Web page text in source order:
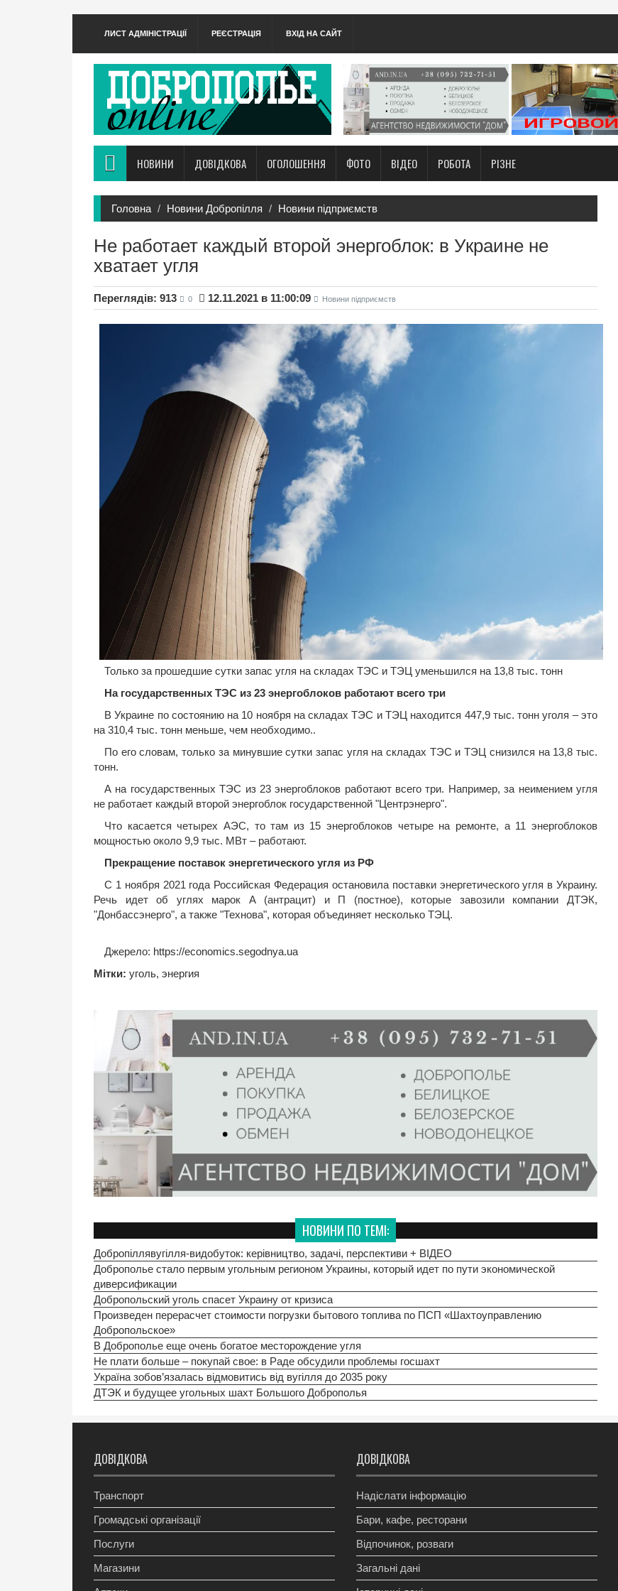
ЛИСТ АДМІНІСТРАЦІЇ РЕЄСТРАЦІЯ ВХІД НА САЙТ
НОВИНИ ДОВІДКОВА ОГОЛОШЕННЯ ФОТО ВІДЕО РОБОТА РІЗНЕ
Головна Новини Добропілля Новини підприємств
Не работает каждый второй энергоблок: в Украине не
хватает угля
Переглядів: 913 0 12.11.2021 в 11:00:09 Новини підприємств
Только за прошедшие сутки запас угля на складах ТЭС и ТЭЦ уменьшился на 13,8 тыс. тонн
На государственных ТЭС из 23 энергоблоков работают всего три
В Украине по состоянию на 10 ноября на складах ТЭС и ТЭЦ находится 447,9 тыс. тонн уголя – это
на 310,4 тыс. тонн меньше, чем необходимо..
По его словам, только за минувшие сутки запас угля на складах ТЭС и ТЭЦ снизился на 13,8 тыс.
тонн.
А на государственных ТЭС из 23 энергоблоков работают всего три. Например, за неимением угля
не работает каждый второй энергоблок государственной "Центрэнерго".
Что касается четырех АЭС, то там из 15 энергоблоков четыре на ремонте, а 11 энергоблоков
мощностью около 9,9 тыс. МВт – работают.
Прекращение поставок энергетического угля из РФ
С 1 ноября 2021 года Российская Федерация остановила поставки энергетического угля в Украину.
Речь идет об углях марок А (антрацит) и П (постное), которые завозили компании ДТЭК,
"Донбассэнерго", а также "Технова", которая объединяет несколько ТЭЦ.
Джерело: https://economics.segodnya.ua
Мітки: уголь, энергия
НОВИНИ ПО ТЕМІ:
Добропіллявугілля-видобуток: керівництво, задачі, перспективи + ВIДЕО
Доброполье стало первым угольным регионом Украины, который идет по пути экономической
диверсификации
Добропольский уголь спасет Украину от кризиса
Произведен перерасчет стоимости погрузки бытового топлива по ПСП «Шахтоуправлению
Добропольское»
В Доброполье еще очень богатое месторождение угля
Не плати больше – покупай свое: в Раде обсудили проблемы госшахт
Україна зобов’язалась відмовитись від вугілля до 2035 року
ДТЭК и будущее угольных шахт Большого Доброполья
ДОВІДКОВА
Транспорт
Громадські організації
Послуги
Магазини
ДОВІДКОВА
Надіслати інформацію
Бари, кафе, ресторани
Відпочинок, розваги
Загальні дані